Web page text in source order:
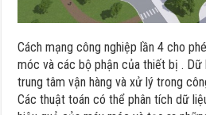
Cách mạng công nghiệp lần 4 cho
móc và các bộ phận của thiết bị .
trung tâm vận hàng và xử lý trong
Các thuật toán có thể phân tích dữ